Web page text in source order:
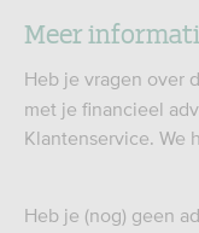
Meer
Heb je vragen over
met je financieel
Klantenservice. We
Heb je (nog) geen